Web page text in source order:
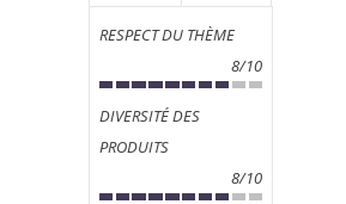
RESPECT DU THÈME
8/10
DIVERSITÉ DES
PRODUITS
8/10